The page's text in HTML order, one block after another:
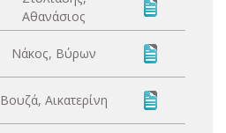
Αθανάσιος
Νάκος, Βύρων
Βουζά, Αικατερίνη